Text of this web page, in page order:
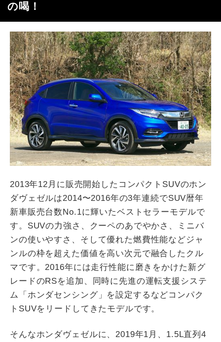
の喝！
2013年12月に販売開始したコンパクトSUVのホン
ダヴェゼルは2014〜2016年の3年連続でSUV暦年
新車販売台数No.1に輝いたベストセラーモデルで
す。SUVの力強さ、クーペのあでやかさ、ミニバ
ンの使いやすさ、そして優れた燃費性能などジャ
ンルの枠を超えた価値を高い次元で融合したクル
マです。2016年には走行性能に磨きをかけた新グ
レードのRSを追加、同時に先進の運転支援システ
ム「ホンダセンシング」を設定するなどコンパク
トSUVをリードしてきたモデルです。
そんなホンダヴェゼルに、2019年1月、1.5L直列4